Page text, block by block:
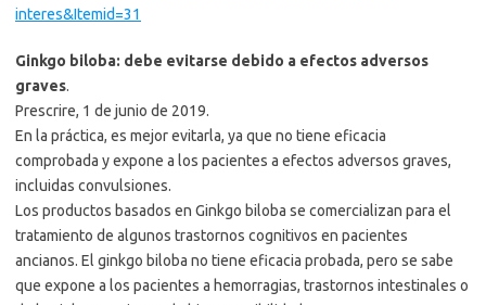
interes&Itemid=31
Ginkgo biloba: debe evitarse debido a efectos adversos
graves.
Prescrire, 1 de junio de 2019.
En la práctica, es mejor evitarla, ya que no tiene eficacia
comprobada y expone a los pacientes a efectos adversos graves,
incluidas convulsiones.
Los productos basados ​​en Ginkgo biloba se comercializan para el
tratamiento de algunos trastornos cognitivos en pacientes
ancianos. El ginkgo biloba no tiene eficacia probada, pero se sabe
que expone a los pacientes a hemorragias, trastornos intestinales o